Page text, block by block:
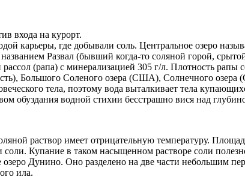
входа на курорт.
карьеры, где добывали соль. Центральное озеро
Развал (бывший когда-то соляной горой, срытой
(рапа) с минерализацией 305 г/л. Плотность рапы
Большого Соленого озера (США), Солнечного
тела, поэтому вода выталкивает тела
обуздания водной стихии бесстрашно вися над
раствор имеет отрицательную температуру.
Купание в таком насыщенном растворе соли
Дунино. Оно разделено на две части небольшим
ила.